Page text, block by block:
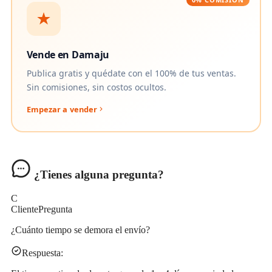
Vende en Damaju
Publica gratis y quédate con el 100% de tus ventas.
Sin comisiones, sin costos ocultos.
Empezar a vender
¿Tienes alguna pregunta?
C
ClientePregunta
¿Cuánto tiempo se demora el envío?
Respuesta: